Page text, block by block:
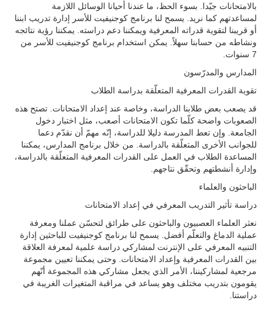
بالامتحانات جيّدا. بسوء الحظ، ما عندنا أحيانا الوسائل اللازمة
لمساعدتهم كما نريد. يسمح لنا برنامج كوجنيفيت للأسر إدارة تدريب ابننا
أو قريبنا لتقوية قدراته المعرفية ويمكننا دعم دراسته. يمكننا رؤية نتائجه
ونشاطه من حسابنا سهلاً. يمكن استخدام برنامج كوجنيفيت للأسر من
7 سنوات.
المدارس والمدرّسون
تقوية القدرات المعرفية المتعلّقة بدراسة الطلاب
قد يصعب بعض طلابنا الدراسة، وخاصة عند إعداد الامتحانات. تصتح هذه
الصعوبات واضحة كلّما تكون الامتحانات أصعب، مثل اختبار دخول
الجامعة. وإن تعط المدرسة دليلا للدراسة، إنّه مهمّ أن نقدّم دعما
للجوانب الأخرى المتعلّقة بالدراسة. من خلال برنامج المدارس، يمكننا
المساعدة الطلاب في العمل على القدرات المعرفية المتعلّقة بالدراسة،
وإدارة أنشطتهم وتحقّق نتاجهم.
الباحثون والعلماء
دراسة تأثير التدريب المعرفي في إعداد الامتحانات
نعثر العلماء العصبيون والباحثون على طرائق لتحسّن عملنا ومعرفة
عملية الدماغ والتعلّم أفضل. يسمح لنا برنامج كوجنيفيت للباحثين إدارة
التنبيه المعرفي على الإنترنت لمشاركي دراسة علمية لمعرفة العلاقة
بين القدرات المعرفية وإعداد الامتحانات. وحتى يمكننا تعيين مجموعة
مرجعية لمشاركيننا، الأمر الذي يجعل مشاركي هذه المجموعة أنّهم
يقومون بتدريب مختلف وهو يساعد في مراقبة المتغيرات الغريبة في
دراستنا.